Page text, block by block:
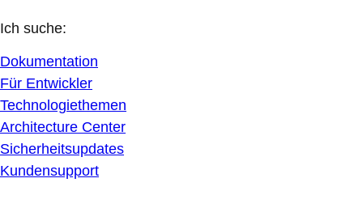
Ich suche:
Dokumentation
Für Entwickler
Technologiethemen
Architecture Center
Sicherheitsupdates
Kundensupport